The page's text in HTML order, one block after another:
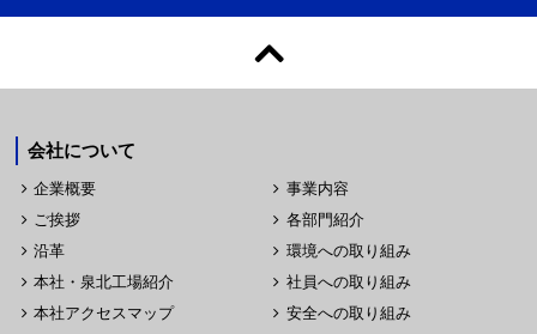
会社について
企業概要
ご挨拶
沿革
本社・泉北工場紹介
本社アクセスマップ
事業内容
各部門紹介
環境への取り組み
社員への取り組み
安全への取り組み